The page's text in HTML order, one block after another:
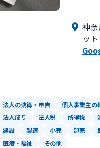
確定申
契約
当事
お客
す。
さらに
ワンス
ービス
会計・
神
ッ
法人の決算・申告 個人事業主の
法人成り
法人税 所得税
建設 製造 小売 卸売
医療・福祉
その他